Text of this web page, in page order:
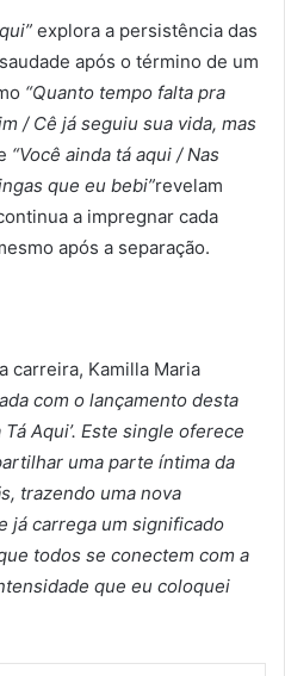
explora a persistência das
após o término de um
“Quanto tempo falta pra
/ Cê já seguiu sua vida, mas
“Você ainda tá aqui / Nas
que eu bebi”revelam
a impregnar cada
após a separação.
carreira, Kamilla Maria
com o lançamento desta
Aqui’. Este single oferece
uma parte íntima da
trazendo uma nova
já carrega um significado
todos se conectem com a
que eu coloquei